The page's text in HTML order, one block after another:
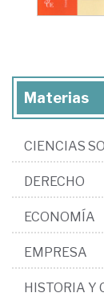
Materias
CIENCIAS
DERECHO
ECONOMÍA
EMPRESA
HISTORIA Y